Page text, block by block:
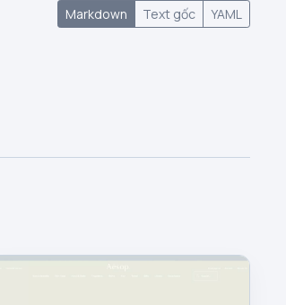
Markdown Text gốc YAML